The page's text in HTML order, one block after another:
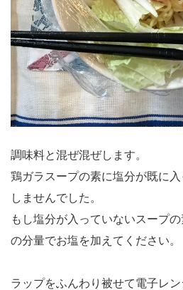
調味料と混ぜ混ぜします。
鶏ガラスープの素に塩分が既に
しませんでした。
もし塩分が入っていないスープ
の分量でお塩を加えてください。
ラップをふんわり被せて電子レ